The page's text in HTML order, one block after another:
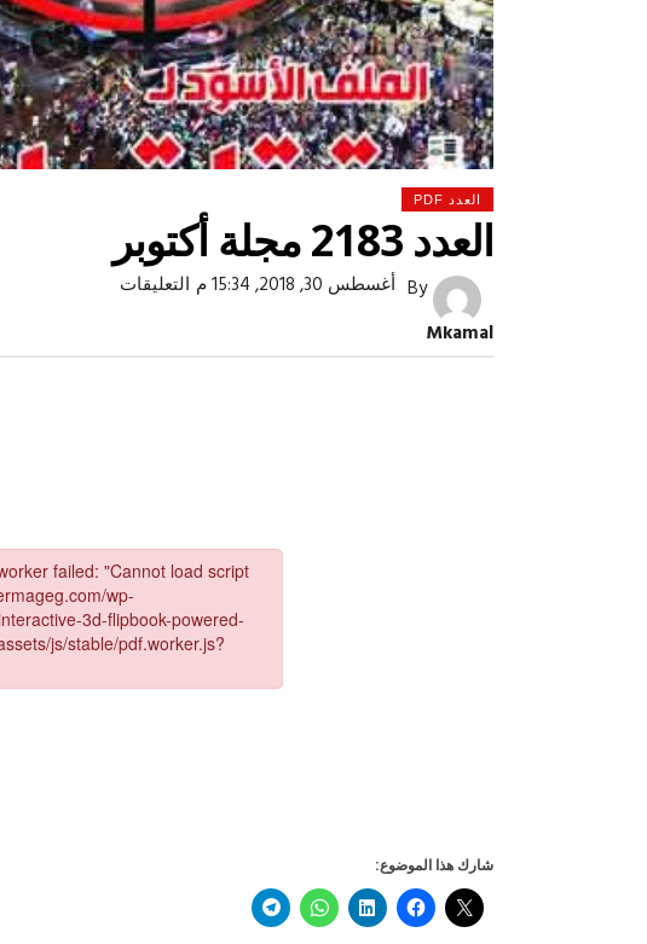
العدد PDF
العدد 2183 مجلة أكتوبر
By
Mkamal
أغسطس 30, 2018, 15:34 م التعليقات
أكتوبر
شارك هذا الموضوع:
جهاز مستقبل مصر نموذجا.. لماذا تُنشئ
الدول كيانات تنموية عملاقة؟